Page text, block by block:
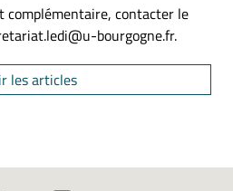
complémentaire, contacter le
bourgogne.fr.
les articles